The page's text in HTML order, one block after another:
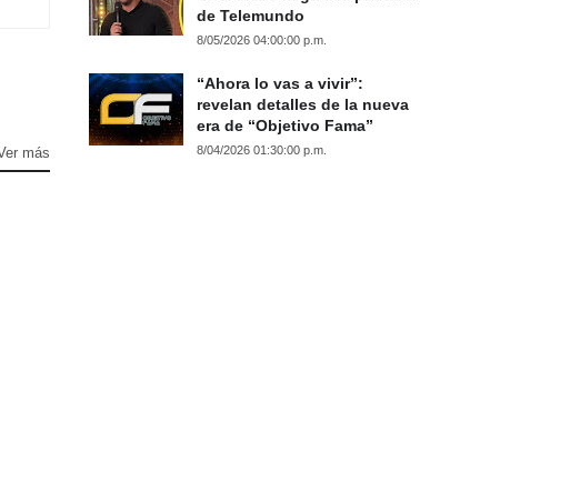
más
de Telemundo
8/05/2026 04:00:00 p.m.
“Ahora lo vas a vivir”:
revelan detalles de la nueva
era de “Objetivo Fama”
8/04/2026 01:30:00 p.m.